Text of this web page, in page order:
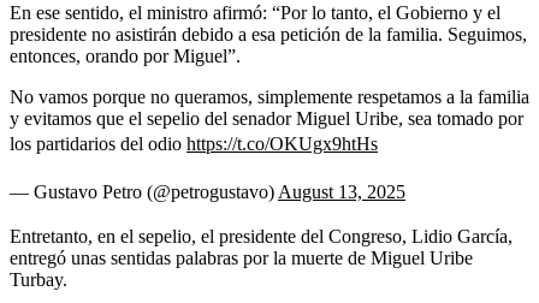
En ese sentido, el ministro afirmó: “Por lo tanto, el Gobierno y el
presidente no asistirán debido a esa petición de la familia. Seguimos,
entonces, orando por Miguel”.
No vamos porque no queramos, simplemente respetamos a la familia
y evitamos que el sepelio del senador Miguel Uribe, sea tomado por
los partidarios del odio https://t.co/OKUgx9htHs
— Gustavo Petro (@petrogustavo) August 13, 2025
Entretanto, en el sepelio, el presidente del Congreso, Lidio García,
entregó unas sentidas palabras por la muerte de Miguel Uribe
Turbay.